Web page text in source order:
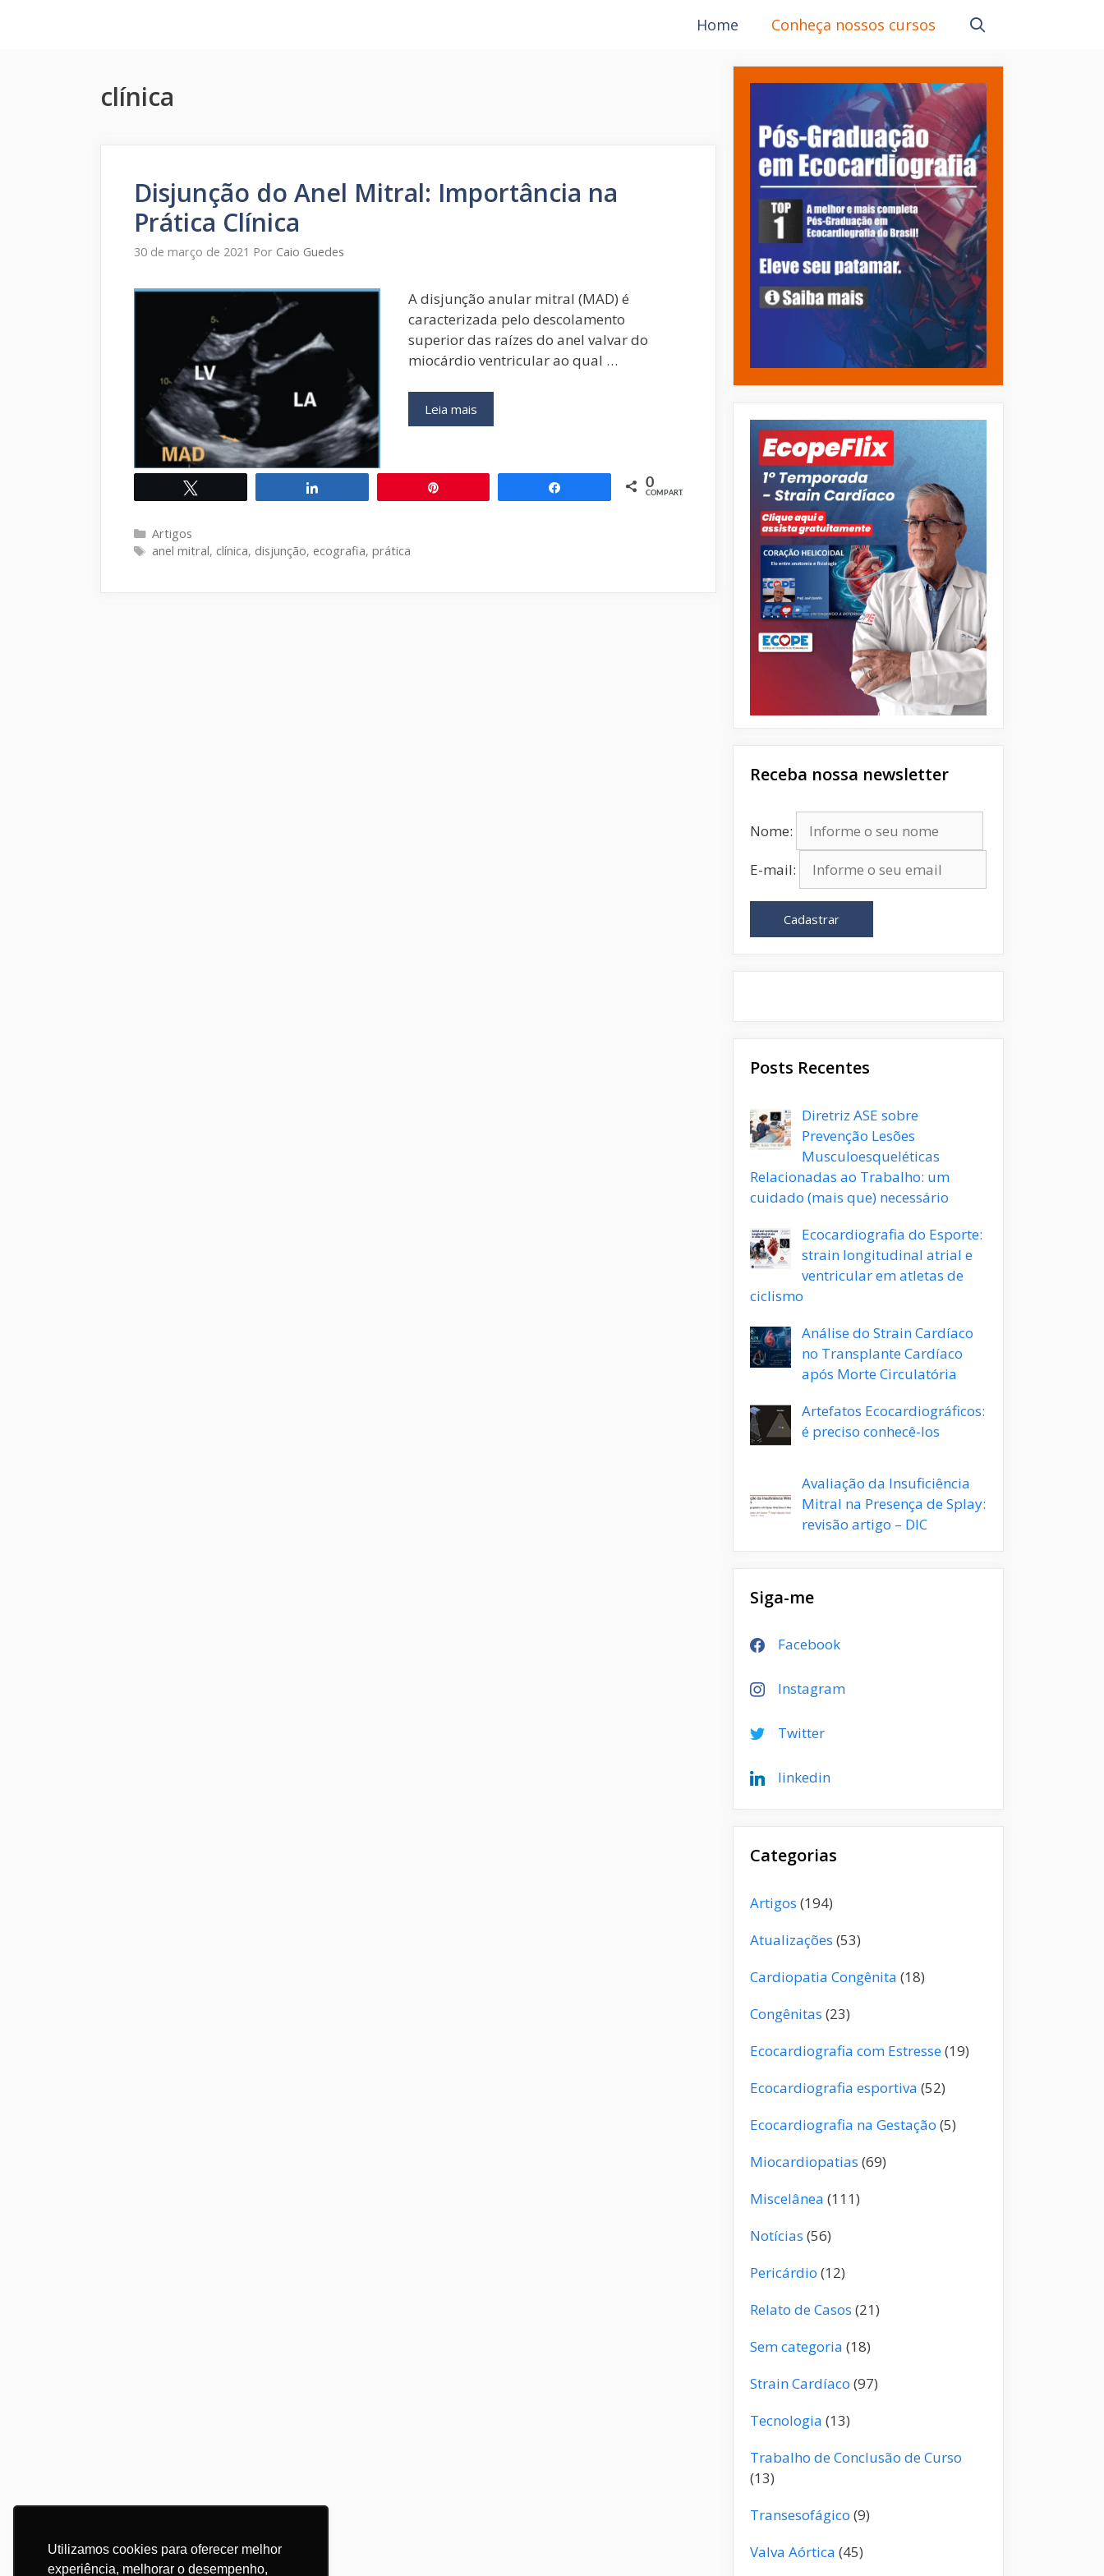
Utilizamos cookies para oferecer melhor
experiência, melhorar o desempenho,
Home Conheça nossos cursos
clínica
Disjunção do Anel Mitral: Importância na
Prática Clínica
30 de março de 2021 Por Caio Guedes
A disjunção anular mitral (MAD) é
caracterizada pelo descolamento
superior das raízes do anel valvar do
miocárdio ventricular ao qual …
Leia mais
do
Importância
na
Compartilhar 0
COMPART.
Categorias
Artigos
Tags
anel mitral, clínica, disjunção, ecografia, prática
Receba nossa newsletter
Nome:
E-mail:
Cadastrar
Posts Recentes
Diretriz ASE sobre
Prevenção Lesões
Musculoesqueléticas
Relacionadas ao Trabalho: um
cuidado (mais que) necessário
Ecocardiografia do Esporte:
strain longitudinal atrial e
ventricular em atletas de
ciclismo
Análise do Strain Cardíaco
no Transplante Cardíaco
após Morte Circulatória
Artefatos Ecocardiográficos:
é preciso conhecê-los
Avaliação da Insuficiência
Mitral na Presença de Splay:
revisão artigo – DIC
Siga-me
Facebook
Instagram
Twitter
linkedin
Categorias
Artigos (194)
Atualizações (53)
Cardiopatia Congênita (18)
Congênitas (23)
Ecocardiografia com Estresse(19)
Ecocardiografia esportiva (52)
Ecocardiografia na Gestação (5)
Miocardiopatias (69)
Miscelânea (111)
Notícias (56)
Pericárdio (12)
Relato de Casos (21)
Sem categoria (18)
Strain Cardíaco (97)
Tecnologia (13)
Trabalho de Conclusão de Curso
(13)
Transesofágico (9)
Valva Aórtica (45)